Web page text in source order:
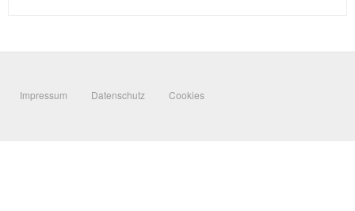
Impressum Datenschutz Cookies